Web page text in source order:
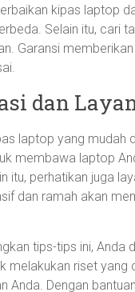
kipas laptop
Selain itu, cari
Garansi
dan
laptop yang
membawa laptop
itu, perhatikan juga
dan ramah akan
tips-tips ini,
melakukan riset
Anda. Dengan